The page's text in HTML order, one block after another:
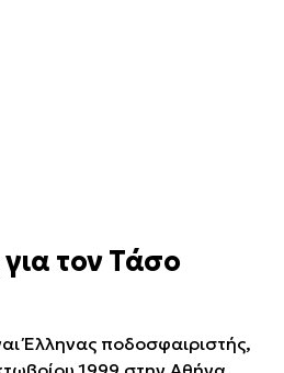
τον Τάσο
Έλληνας ποδοσφαιριστής,